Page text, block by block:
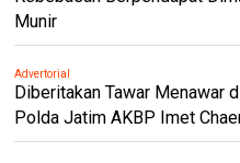
Munir
Advertorial
Diberitakan Tawar Menawar
Polda Jatim AKBP Imet